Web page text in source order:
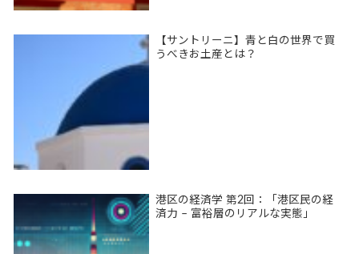
【サントリーニ】青と白の世界で買
うべきお土産とは？
港区の経済学 第2回：「港区民の経
済力 – 富裕層のリアルな実態」